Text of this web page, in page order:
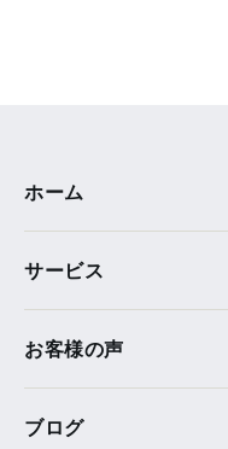
ホーム
サービス
お客様の声
ブログ